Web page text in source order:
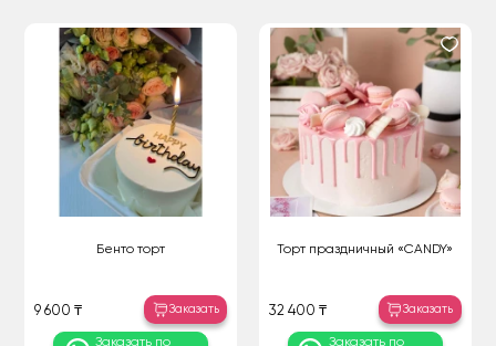
Бенто торт
9 600 ₸ Заказать
Заказать по
Торт праздничный «CANDY»
32 400 ₸ Заказать
Заказать по